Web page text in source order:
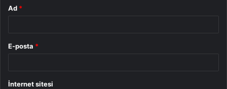
Ad *
E-posta *
İnternet sitesi